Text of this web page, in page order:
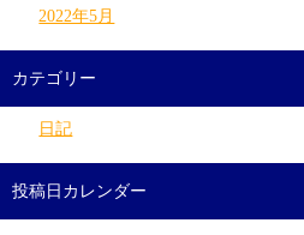
2022年5月
カテゴリー
日記
投稿日カレンダー